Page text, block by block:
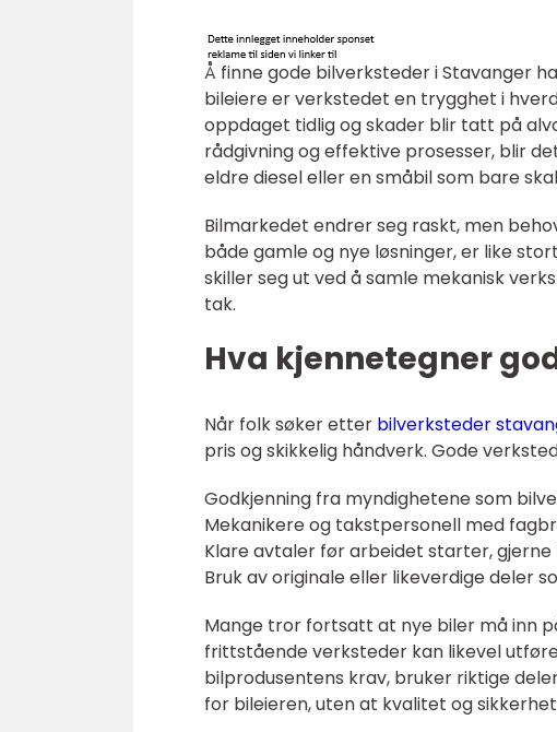
Å finne gode bilverksteder i Stavanger
bileiere er verkstedet en trygghet i
oppdaget tidlig og skader blir tatt på
rådgivning og effektive prosesser, blir
eldre diesel eller en småbil som bare
Bilmarkedet endrer seg raskt, men
både gamle og nye løsninger, er like
skiller seg ut ved å samle mekanisk
tak.
Hva kjennetegner
Når folk søker etter bilverksteder
pris og skikkelig håndverk. Gode
Godkjenning fra myndighetene som
Mekanikere og takstpersonell med
Klare avtaler før arbeidet starter,
Bruk av originale eller likeverdige deler
Mange tror fortsatt at nye biler må inn
frittstående verksteder kan likevel
bilprodusentens krav, bruker riktige
for bileieren, uten at kvalitet og